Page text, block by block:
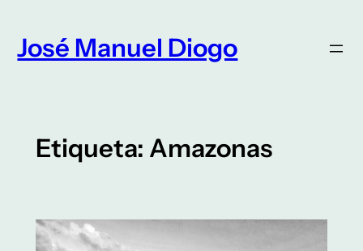
para
José Manuel Diogo
Etiqueta: Amazonas